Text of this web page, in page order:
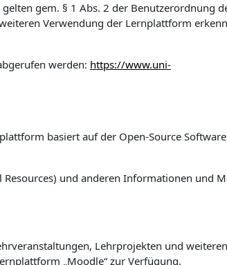
gem. § 1 Abs. 2 der Benutzerordnung
Verwendung der Lernplattform
werden: https://www.uni-
basiert auf der Open-Source
und anderen Informationen und
Lehrprojekten und
„Moodle“ zur Verfügung.